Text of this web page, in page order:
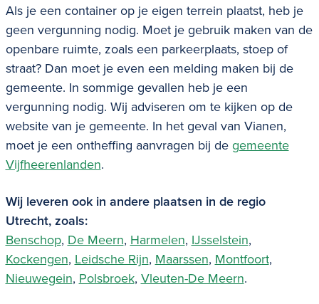
Als je een container op je eigen terrein plaatst, heb je
geen vergunning nodig. Moet je gebruik maken van de
openbare ruimte, zoals een parkeerplaats, stoep of
straat? Dan moet je even een melding maken bij de
gemeente. In sommige gevallen heb je een
vergunning nodig. Wij adviseren om te kijken op de
website van je gemeente. In het geval van Vianen,
moet je een ontheffing aanvragen bij de gemeente
Vijfheerenlanden.
Wij leveren ook in andere plaatsen in de regio
Utrecht, zoals:
Benschop, De Meern, Harmelen, IJsselstein,
Kockengen, Leidsche Rijn, Maarssen, Montfoort,
Nieuwegein, Polsbroek, Vleuten-De Meern.